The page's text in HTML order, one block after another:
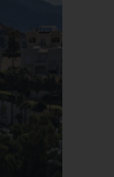
Gruppe ist essenziell